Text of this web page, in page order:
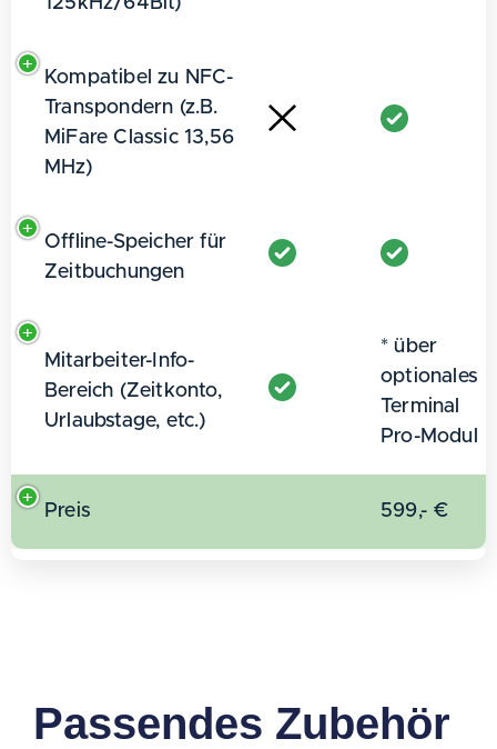
Kompatibel zu NFC-
Transpondern (z.B.
MiFare Classic 13,56
MHz)
Offline-Speicher für
Zeitbuchungen
Mitarbeiter-Info-
Bereich (Zeitkonto,
Urlaubstage, etc.)
* über
optionales
Terminal
Pro-Modul
Preis 599,- €
Passendes Zubehör